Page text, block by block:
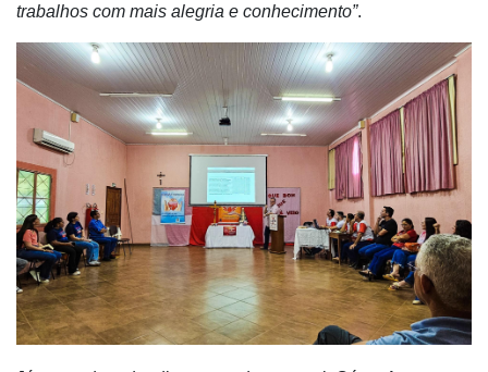
trabalhos com mais alegria e conhecimento”.